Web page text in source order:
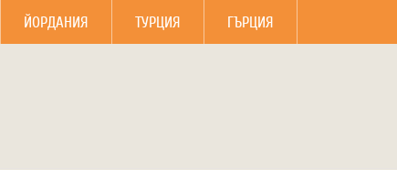
ЙОРДАНИЯ ТУРЦИЯ ГЪРЦИЯ